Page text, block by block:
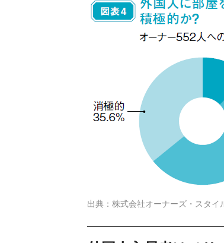
出典：株式会社オーナーズ・スタ